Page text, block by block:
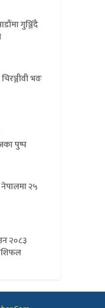
गुञ्जिँदै
भवः
पुष्प
२५
२०८३